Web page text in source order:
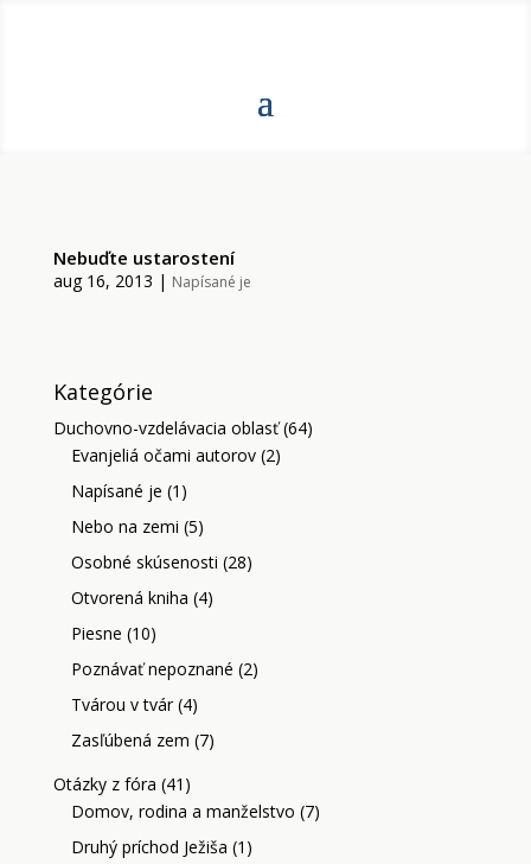
Nebuďte ustarostení
aug 16, 2013 | Napísané je
Kategórie
Duchovno-vzdelávacia oblasť(64)
Evanjeliá očami autorov(2)
Napísané je (1)
Nebo na zemi (5)
Osobné skúsenosti (28)
Otvorená kniha (4)
Piesne (10)
Poznávať nepoznané (2)
Tvárou v tvár(4)
Zasľúbená zem (7)
Otázky z fóra (41)
Domov, rodina a manželstvo (7)
Druhý príchod Ježiša (1)